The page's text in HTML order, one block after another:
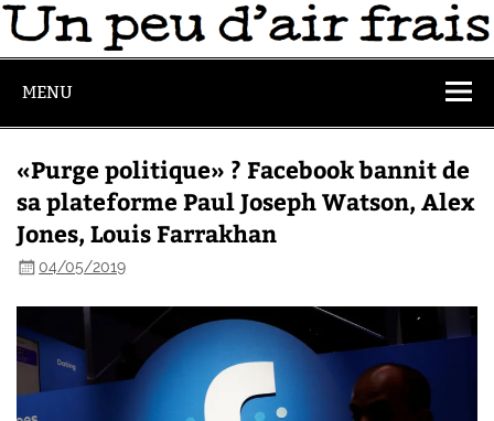
MENU
«Purge politique» ? Facebook bannit de
sa plateforme Paul Joseph Watson, Alex
Jones, Louis Farrakhan
04/05/2019